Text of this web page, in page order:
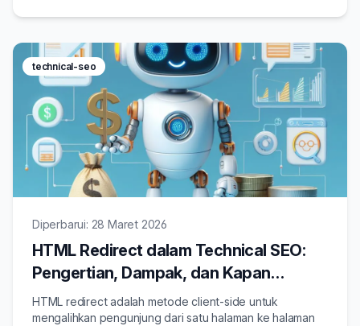
technical-seo
Diperbarui: 28 Maret 2026
HTML Redirect dalam Technical SEO:
Pengertian, Dampak, dan Kapan
Menggunakannya
HTML redirect adalah metode client-side untuk
mengalihkan pengunjung dari satu halaman ke halaman